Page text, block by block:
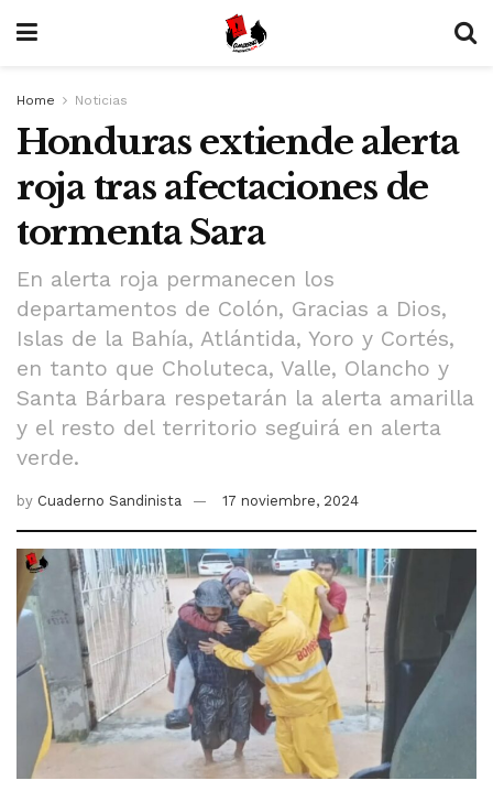
Home Noticias
Honduras extiende alerta
roja tras afectaciones de
tormenta Sara
En alerta roja permanecen los
departamentos de Colón, Gracias a Dios,
Islas de la Bahía, Atlántida, Yoro y Cortés,
en tanto que Choluteca, Valle, Olancho y
Santa Bárbara respetarán la alerta amarilla
y el resto del territorio seguirá en alerta
verde.
by Cuaderno Sandinista 17 noviembre, 2024